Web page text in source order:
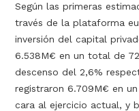
Según las primeras
través de la plataforma
inversión del capital
6.538M€ en un total de
descenso del 2,6%
registraron 6.709M€ en
cara al ejercicio actual, y